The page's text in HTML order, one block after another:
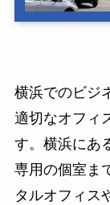
横浜でのビジ
適切なオフィ
す。横浜にあ
専用の個室ま
タルオフィス